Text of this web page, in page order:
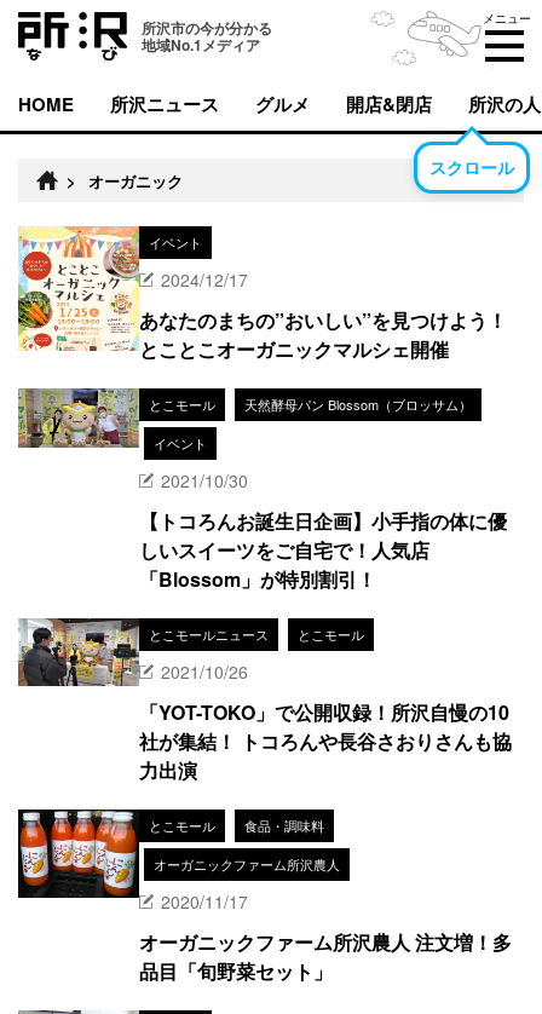
所沢市の今が分かる
地域No.1メディア
メニュー
HOME 所沢ニュース グルメ 開店&閉店 所沢の人
スクロール
> オーガニック
イベント
2024/12/17
あなたのまちの”おいしい”を見つけよう！
とことこオーガニックマルシェ開催
とこモール
天然酵母パン Blossom（ブロッサム）
イベント
2021/10/30
【トコろんお誕生日企画】小手指の体に優
しいスイーツをご自宅で！人気店
「Blossom」が特別割引！
とこモールニュース とこモール
2021/10/26
「YOT-TOKO」で公開収録！所沢自慢の10
社が集結！ トコろんや長谷さおりさんも協
力出演
とこモール
食品・調味料
オーガニックファーム所沢農人
2020/11/17
オーガニックファーム所沢農人 注文増！多
品目「旬野菜セット」